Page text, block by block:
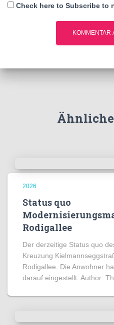
Check here to Subscribe
2026
Status quo
Rodigallee
Der derzeitige Status quo
Kreuzung
Rodigallee. Die Anwohner
darauf eingestellt. Author: